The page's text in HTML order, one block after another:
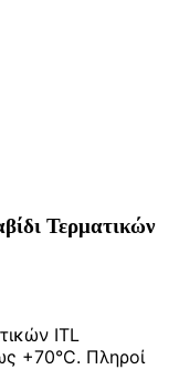
Τερματικών
ITL
+70°C. Πληροί